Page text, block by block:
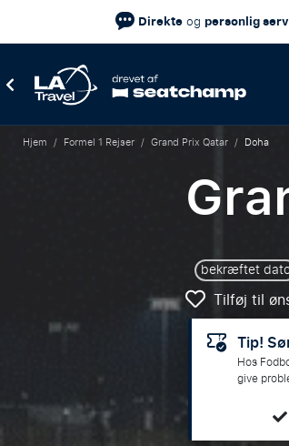
Direkteog personlig
Hjem / Formel 1 Rejser / Grand Prix Qatar / Doha
bekræftet
Tilføj til
Tip!
Hos
give